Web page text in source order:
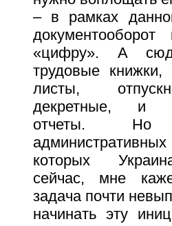
– в рамках
«цифру». А
трудовые
листы,
декретные, и
отчеты.
которых
сейчас, мне
задача почти
начинать эту